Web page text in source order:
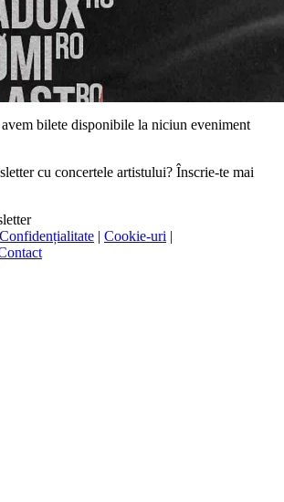
bilete disponibile la niciun eveniment
cu concertele artistului? Înscrie-te mai
Confidențialitate | Cookie-uri |